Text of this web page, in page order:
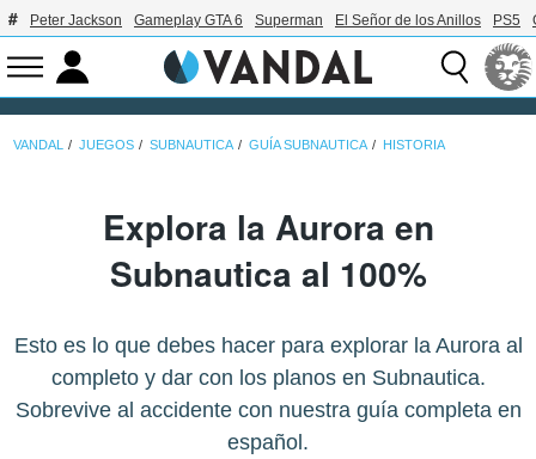
Peter Jackson Gameplay GTA 6 Superman El Señor de los Anillos PS5
VANDAL JUEGOS SUBNAUTICA GUÍA SUBNAUTICA HISTORIA
Explora la Aurora en
Subnautica al 100%
Esto es lo que debes hacer para explorar la Aurora al
completo y dar con los planos en Subnautica.
Sobrevive al accidente con nuestra guía completa en
español.